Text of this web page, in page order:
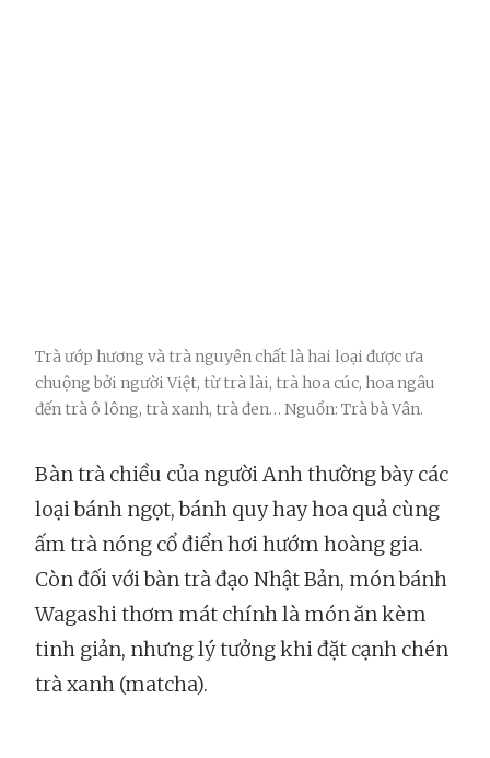
Trà ướp hương và trà nguyên chất là hai loại được ưa
chuộng bởi người Việt, từ trà lài, trà hoa cúc, hoa ngâu
đến trà ô lông, trà xanh, trà đen… Nguồn: Trà bà Vân.
Bàn trà chiều của người Anh thường bày các
loại bánh ngọt, bánh quy hay hoa quả cùng
ấm trà nóng cổ điển hơi hướm hoàng gia.
Còn đối với bàn trà đạo Nhật Bản, món bánh
Wagashi thơm mát chính là món ăn kèm
tinh giản, nhưng lý tưởng khi đặt cạnh chén
trà xanh (matcha).